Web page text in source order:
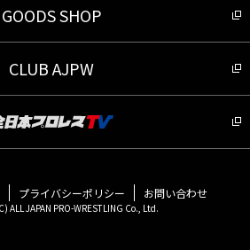
GOODS SHOP
CLUB AJPW
プライバシーポリシー お問い合わせ
ALL JAPAN PRO-WRESTLING Co., Ltd.